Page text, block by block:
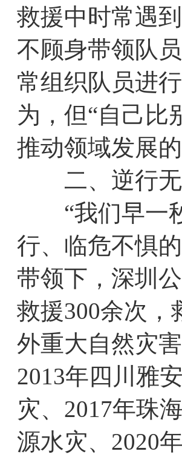
救援中时常遇
不顾身带领队
常组织队员进
为，但“自己比
推动领域发展
二、逆行无
“我们早一秒
行、临危不惧
带领下，深圳
救援300余次，
外重大自然灾
2013年四川雅
灾、2017年珠
源水灾、2020